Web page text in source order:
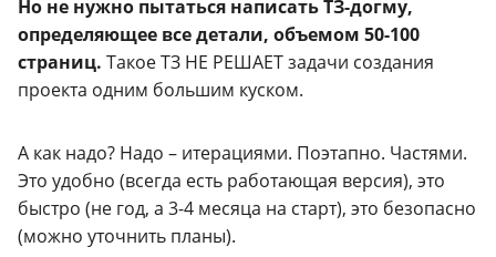
Но не нужно пытаться написать ТЗ-догму,
определяющее все детали, объемом 50-100
страниц. Такое ТЗ НЕ РЕШАЕТ задачи создания
проекта одним большим куском.
А как надо? Надо – итерациями. Поэтапно. Частями.
Это удобно (всегда есть работающая версия), это
быстро (не год, а 3-4 месяца на старт), это безопасно
(можно уточнить планы).